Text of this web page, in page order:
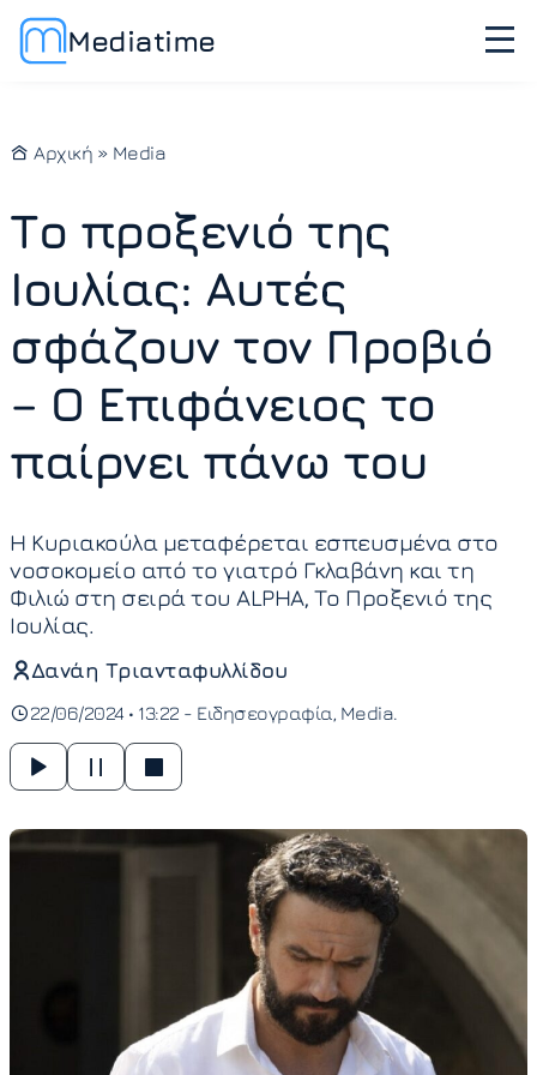
Mediatime
Αρχική » Media
Το προξενιό της
Ιουλίας: Αυτές
σφάζουν τον Προβιό
– Ο Επιφάνειος το
παίρνει πάνω του
H Κυριακούλα μεταφέρεται εσπευσμένα στο
νοσοκομείο από το γιατρό Γκλαβάνη και τη
Φιλιώ στη σειρά του ALPHA, Το Προξενιό της
Ιουλίας.
Δανάη Τριανταφυλλίδου
22/06/2024 • 13:22 - Ειδησεογραφία Media